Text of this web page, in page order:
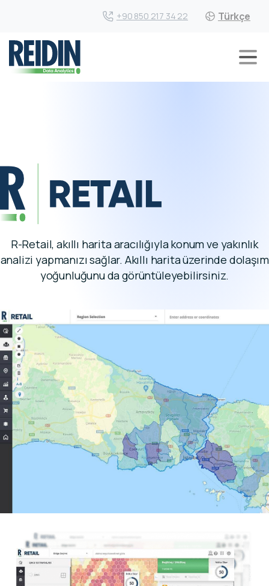
+90 850 217 34 22 Türkçe
R-Retail, akıllı harita aracılığıyla konum ve yakınlık
analizi yapmanızı sağlar. Akıllı harita üzerinde dolaşım
yoğunluğunu da görüntüleyebilirsiniz.